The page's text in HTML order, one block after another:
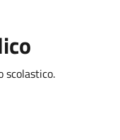
scolastico.